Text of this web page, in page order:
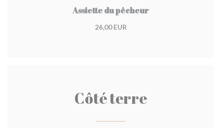
Assiette du pêcheur
26,00 EUR
Côté terre